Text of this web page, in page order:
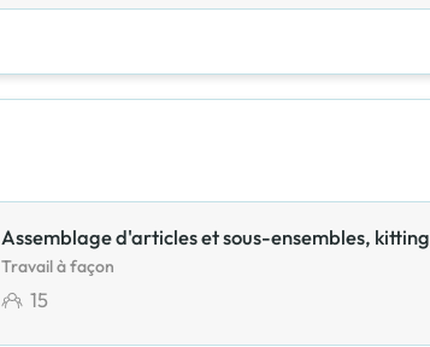
Assemblage d'articles et sous-ensembles, kitting
Travail à façon
15